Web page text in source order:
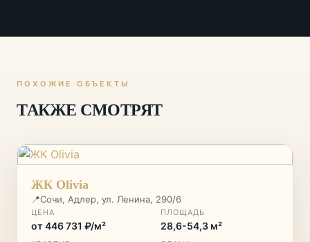
ПОХОЖИЕ ОБЪЕКТЫ
ТАКЖЕ СМОТРЯТ
ЖК Olivia
📍Сочи, Адлер, ул. Ленина, 290/6
ЦЕНА
от 446 731 ₽/м²
ПЛОЩАДЬ
28,6-54,3 м²